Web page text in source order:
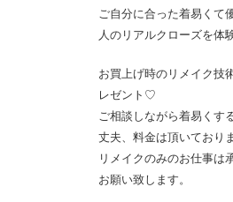
ご自分に合った着易くて
人のリアルクローズを体
お買上げ時のリメイク技
レゼント♡
ご相談しながら着易くす
丈夫、料金は頂いており
リメイクのみのお仕事は
お願い致します。